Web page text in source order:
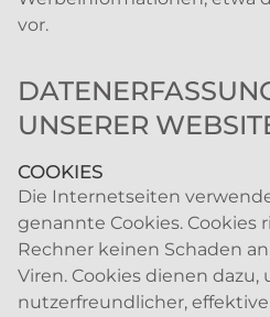
vor.
UNSERER
COOKIES
Die Internetseiten
genannte Cookies. Cookies
Rechner keinen Schaden
Viren. Cookies dienen dazu,
nutzerfreundlicher,